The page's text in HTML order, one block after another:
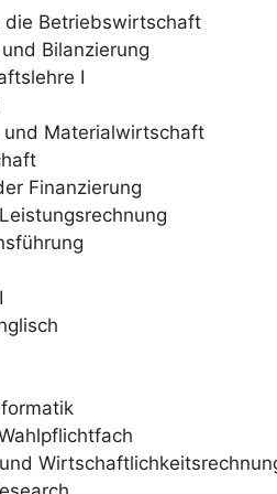
die Betriebswirtschaft
Bilanzierung
I
Materialwirtschaft
Finanzierung